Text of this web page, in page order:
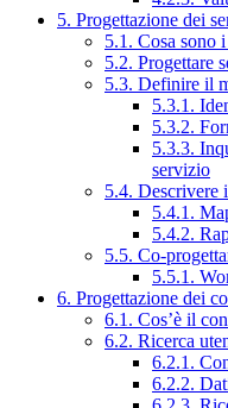
5. Progettazione dei
5.1. Cosa sono
5.2. Progettare
5.3. Definire il
5.3.1.
5.3.2.
5.3.3.
servizio
5.4. Descrivere
5.4.1.
5.4.2.
5.5. Co-
5.5.1.
6. Progettazione dei
6.1. Cos’è il
6.2. Ricerca
6.2.1.
6.2.2.